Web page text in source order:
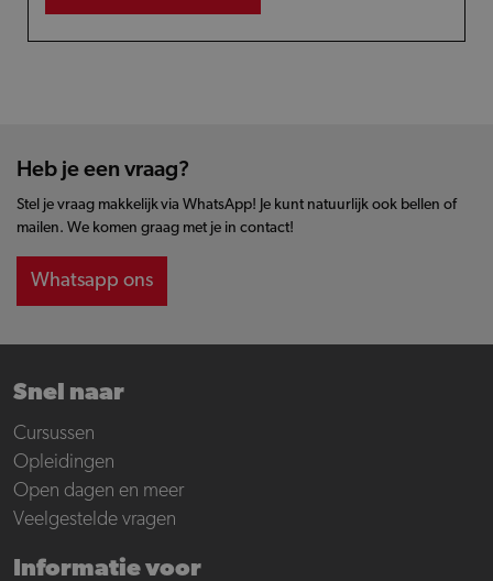
Heb je een vraag?
Stel je vraag makkelijk via WhatsApp! Je kunt natuurlijk ook bellen of
mailen. We komen graag met je in contact!
Whatsapp ons
Snel naar
Cursussen
Opleidingen
Open dagen en meer
Veelgestelde vragen
Informatie voor